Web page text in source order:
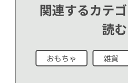
関連するカテ
読む
おもちゃ 雑貨